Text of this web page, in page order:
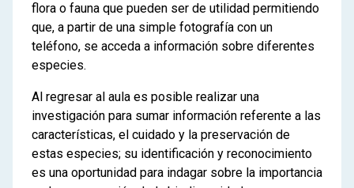
flora o fauna que pueden ser de utilidad permitiendo
que, a partir de una simple fotografía con un
teléfono, se acceda a información sobre diferentes
especies.
Al regresar al aula es posible realizar una
investigación para sumar información referente a las
características, el cuidado y la preservación de
estas especies; su identificación y reconocimiento
es una oportunidad para indagar sobre la importancia